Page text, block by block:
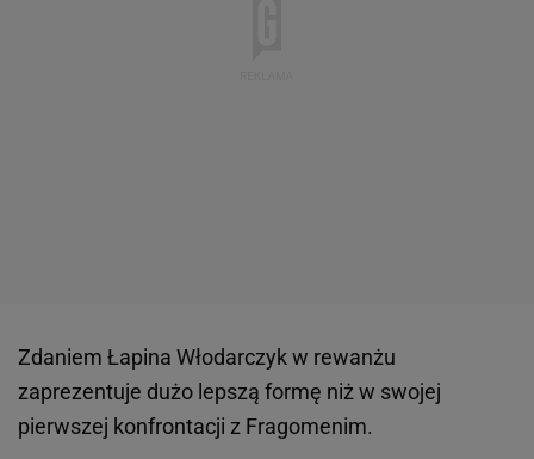
Zdaniem Łapina Włodarczyk w rewanżu
zaprezentuje dużo lepszą formę niż w swojej
pierwszej konfrontacji z Fragomenim.